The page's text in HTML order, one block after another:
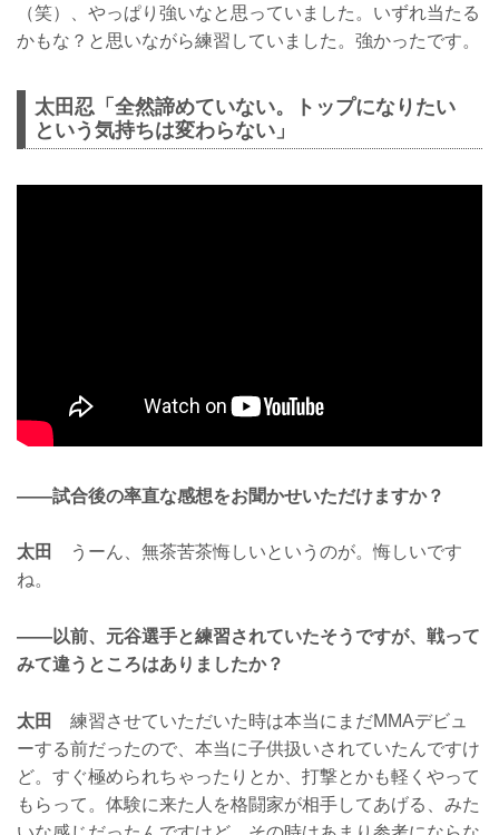
（笑）、やっぱり強いなと思っていました。いずれ当たる
かもな？と思いながら練習していました。強かったです。
太田忍「全然諦めていない。トップになりたい
という気持ちは変わらない」
——試合後の率直な感想をお聞かせいただけますか？
太田
うーん、無茶苦茶悔しいというのが。悔しいです
ね。
——以前、元谷選手と練習されていたそうですが、戦って
みて違うところはありましたか？
太田
練習させていただいた時は本当にまだMMAデビュ
ーする前だったので、本当に子供扱いされていたんですけ
ど。すぐ極められちゃったりとか、打撃とかも軽くやって
もらって。体験に来た人を格闘家が相手してあげる、みた